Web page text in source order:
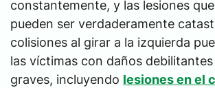
constantemente, y las lesiones
pueden ser verdaderamente
colisiones al girar a la izquierda
las víctimas con daños
graves, incluyendo lesiones en el